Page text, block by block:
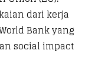
dari kerja
Bank yang
social impact